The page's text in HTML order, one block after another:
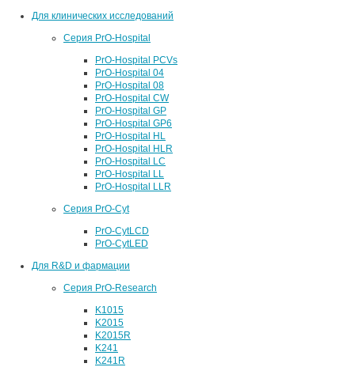
Для клинических исследований
Серия PrO-Hospital
PrO-Hospital PCVs
PrO-Hospital 04
PrO-Hospital 08
PrO-Hospital CW
PrO-Hospital GP
PrO-Hospital GP6
PrO-Hospital HL
PrO-Hospital HLR
PrO-Hospital LC
PrO-Hospital LL
PrO-Hospital LLR
Серия PrO-Cyt
PrO-CytLCD
PrO-CytLED
Для R&D и фармации
Серия PrO-Research
K1015
K2015
K2015R
K241
K241R